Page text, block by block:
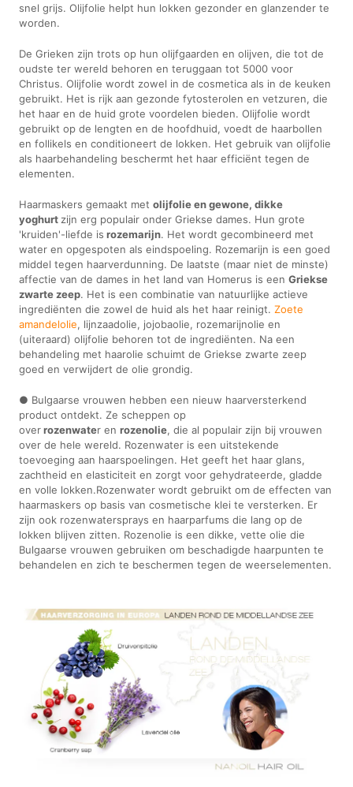
snel grijs. Olijfolie helpt hun lokken gezonder en glanzender te
worden.
De Grieken zijn trots op hun olijfgaarden en olijven, die tot de
oudste ter wereld behoren en teruggaan tot 5000 voor
Christus. Olijfolie wordt zowel in de cosmetica als in de keuken
gebruikt. Het is rijk aan gezonde fytosterolen en vetzuren, die
het haar en de huid grote voordelen bieden. Olijfolie wordt
gebruikt op de lengten en de hoofdhuid, voedt de haarbollen
en follikels en conditioneert de lokken. Het gebruik van olijfolie
als haarbehandeling beschermt het haar efficiënt tegen de
elementen.
Haarmaskers gemaakt metolijfolie en gewone, dikke
yoghurt zijn erg populair onder Griekse dames. Hun grote
'kruiden'-liefde is rozemarijn. Het wordt gecombineerd met
water en opgespoten als eindspoeling. Rozemarijn is een goed
middel tegen haarverdunning. De laatste (maar niet de minste)
affectie van de dames in het land van Homerus is eenGriekse
zwarte zeep. Het is een combinatie van natuurlijke actieve
ingrediënten die zowel de huid als het haar reinigt.Zoete
amandelolie, lijnzaadolie, jojobaolie, rozemarijnolie en
(uiteraard) olijfolie behoren tot de ingrediënten. Na een
behandeling met haarolie schuimt de Griekse zwarte zeep
goed en verwijdert de olie grondig.
● Bulgaarse vrouwen hebben een nieuw haarversterkend
product ontdekt. Ze scheppen op
overrozenwater enrozenolie, die al populair zijn bij vrouwen
over de hele wereld. Rozenwater is een uitstekende
toevoeging aan haarspoelingen. Het geeft het haar glans,
zachtheid en elasticiteit en zorgt voor gehydrateerde, gladde
en volle lokken.Rozenwater wordt gebruikt om de effecten van
haarmaskers op basis van cosmetische klei te versterken. Er
zijn ook rozenwatersprays en haarparfums die lang op de
lokken blijven zitten. Rozenolie is een dikke, vette olie die
Bulgaarse vrouwen gebruiken om beschadigde haarpunten te
behandelen en zich te beschermen tegen de weerselementen.